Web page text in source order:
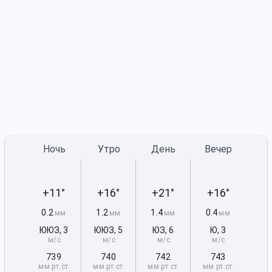
Ночь
+11°
0.2 мм
ЮЮЗ,3
м/с
739
мм рт.ст.
Утро
+16°
1.2 мм
ЮЮЗ, 5
м/с
740
мм рт.ст.
День
+21°
1.4 мм
ЮЗ,6
м/с
742
мм рт.ст.
Вечер
+16°
0.4 мм
Ю,3
м/с
743
мм рт.ст.